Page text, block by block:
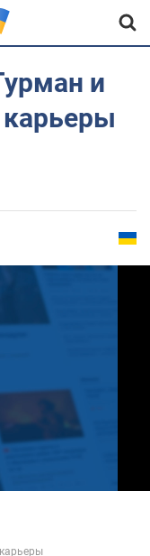
и
карьеры